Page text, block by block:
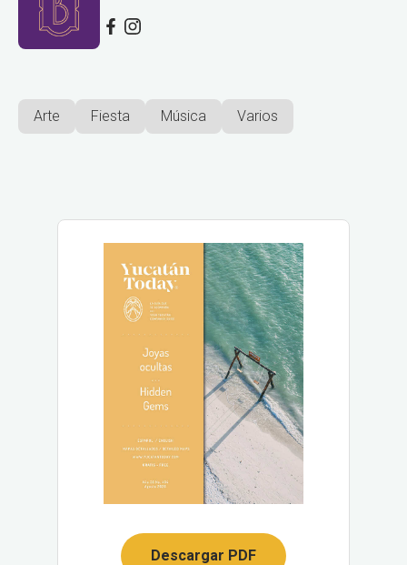
Arte Fiesta Música Varios
Descargar PDF